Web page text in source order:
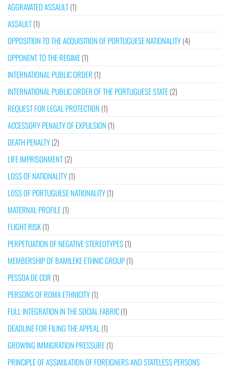
AGGRAVATED ASSAULT(1)
ASSAULT(1)
OPPOSITION TO THE ACQUISITION OF PORTUGUESE NATIONALITY(4)
OPPONENT TO THE REGIME(1)
INTERNATIONAL PUBLIC ORDER (1)
INTERNATIONAL PUBLIC ORDER OF THE PORTUGUESE STATE(2)
REQUEST FOR LEGAL PROTECTION (1)
ACCESSORY PENALTY OF EXPULSION (1)
DEATH PENALTY(2)
LIFE IMPRISONMENT(2)
LOSS OF NATIONALITY(1)
LOSS OF PORTUGUESE NATIONALITY(1)
MATERNAL PROFILE(1)
FLIGHT RISK(1)
PERPETUATION OF NEGATIVE STEREOTYPES(1)
MEMBERSHIP OF BAMILEKE ETHNIC GROUP(1)
PESSOA DE COR (1)
PERSONS OF ROMA ETHNICITY(1)
FULL INTEGRATION IN THE SOCIAL FABRIC(1)
DEADLINE FOR FILING THE APPEAL (1)
GROWING IMMIGRATION PRESSURE(1)
PRINCIPLE OF ASSIMILATION OF FOREIGNERS AND STATELESS PERSONS